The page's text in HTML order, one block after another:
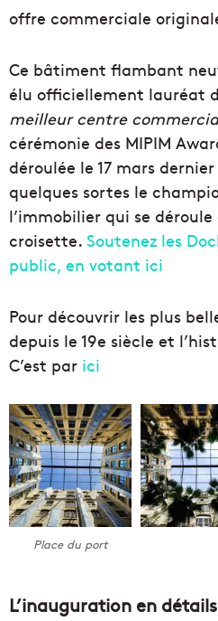
offre commerciale
Ce bâtiment flambant
élu officiellement lauréat
meilleur centre
cérémonie des MIPIM
déroulée le 17 mars dernier
quelques sortes le
l’immobilier qui se
croisette. Soutenez les
public, en votant ici
Pour découvrir les plus
depuis le 19e siècle et
C’est par ici
Place du port
L’inauguration en détails